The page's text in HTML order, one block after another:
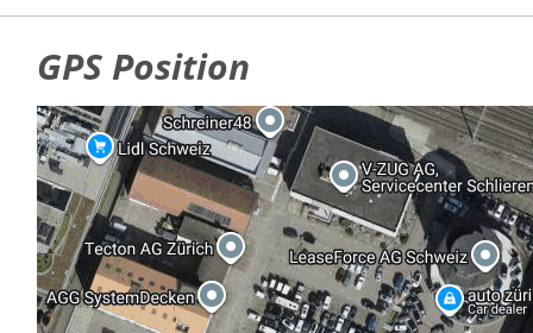
GPS Position